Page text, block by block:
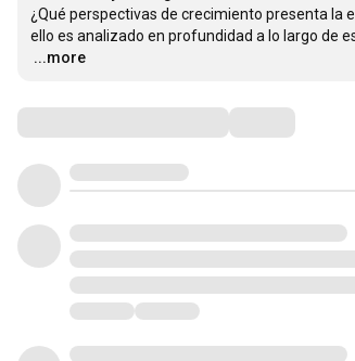
¿Qué perspectivas de crecimiento presenta la
…
...more